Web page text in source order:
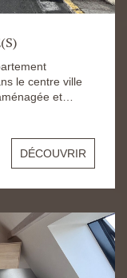
le centre ville
sur le site
DÉCOUVRIR